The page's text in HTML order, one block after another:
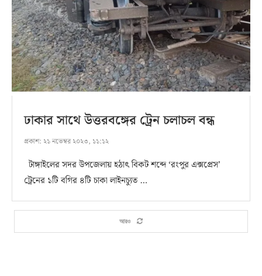
ঢাকার সাথে উত্তরবঙ্গের ট্রেন চলাচল বন্ধ
প্রকাশ: ২১ নভেম্বর ২০২৩, ১১:১২
টাঙ্গাইলের সদর উপজেলায় হঠাৎ বিকট শব্দে ‘রংপুর এক্সপ্রেস’
ট্রেনের ১টি বগির ৪টি চাকা লাইনচ্যুত …
আরও